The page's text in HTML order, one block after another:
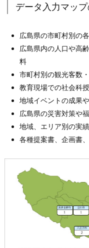
データ入力マッ
広島県の市町村別の
広島県内の人口や高
料
市町村別の観光客数
教育現場での社会科
地域イベントの成果
広島県の災害対策や
地域、エリア別の実
各種提案書、企画書